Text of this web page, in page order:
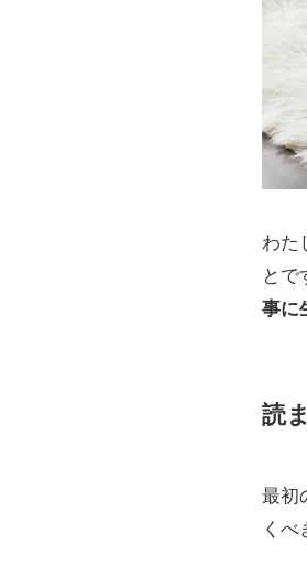
わた
とで
事に
読
最初
くべ